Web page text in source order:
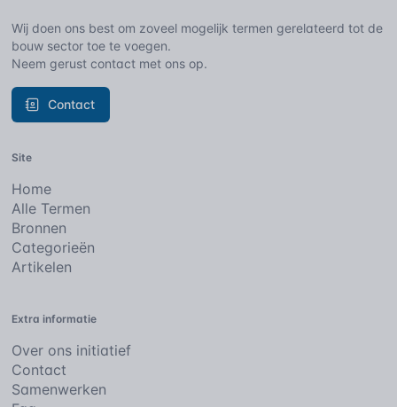
Wij doen ons best om zoveel mogelijk termen gerelateerd tot de
bouw sector toe te voegen.
Neem gerust contact met ons op.
Contact
Site
Home
Alle Termen
Bronnen
Categorieën
Artikelen
Extra informatie
Over ons initiatief
Contact
Samenwerken